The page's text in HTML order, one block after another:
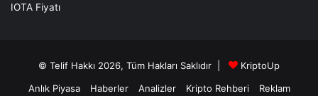
IOTA Fiyatı
© Telif Hakkı 2026, Tüm Hakları Saklıdır |
KriptoUp
Anlık Piyasa
Haberler Analizler Kripto Rehberi Reklam